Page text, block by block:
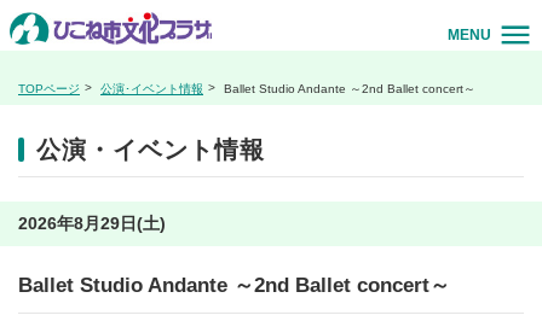
MENU
TOPページ 公演･イベント情報 Ballet Studio Andante ～2nd Ballet concert～
公演・イベント情報
2026年8月29日(土)
Ballet Studio Andante ～2nd Ballet concert～